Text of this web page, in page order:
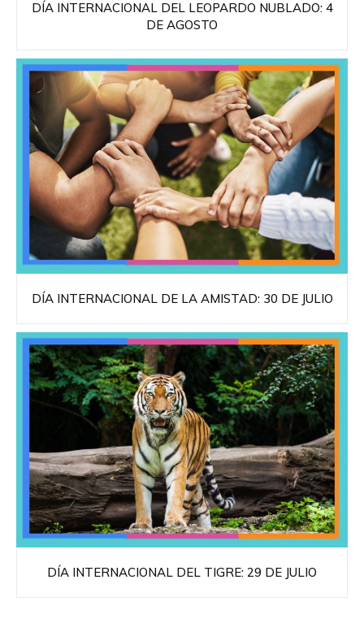
DÍA INTERNACIONAL DEL LEOPARDO NUBLADO: 4
DE AGOSTO
DÍA INTERNACIONAL DE LA AMISTAD: 30 DE JULIO
DÍA INTERNACIONAL DEL TIGRE: 29 DE JULIO